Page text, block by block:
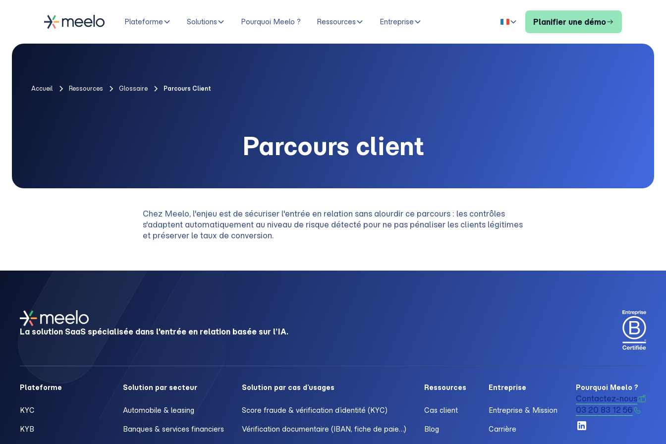
Plateforme Solutions Pourquoi Meelo ? Ressources Entreprise Planifier une démo
Accueil Ressources Glossaire Parcours Client
Parcours client
Chez Meelo, l'enjeu est de sécuriser l'entrée en relation sans alourdir ce parcours : les contrôles
s'adaptent automatiquement au niveau de risque détecté pour ne pas pénaliser les clients légitimes
et préserver le taux de conversion.
La solution SaaS spécialisée dans l'entrée en relation basée sur l’IA.
Plateforme
KYC
KYB
Solution par secteur
Automobile & leasing
Banques & services financiers
Solution par cas d’usages
Score fraude & vérification d’identité (KYC)
Vérification documentaire (IBAN, fiche de paie…)
Ressources
Cas client
Blog
Entreprise
Entreprise & Mission
Carrière
Pourquoi Meelo ?
Contactez-nous
03 20 83 12 56